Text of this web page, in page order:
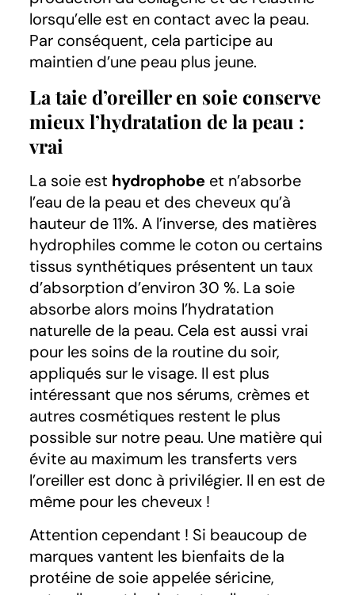
lorsqu’elle est en contact avec la peau.
Par conséquent, cela participe au
maintien d’une peau plus jeune.
La taie d’oreiller en soie conserve
mieux l’hydratation de la peau :
vrai
La soie est hydrophobe et n’absorbe
l’eau de la peau et des cheveux qu’à
hauteur de 11%. A l’inverse, des matières
hydrophiles comme le coton ou certains
tissus synthétiques présentent un taux
d’absorption d’environ 30 %. La soie
absorbe alors moins l’hydratation
naturelle de la peau. Cela est aussi vrai
pour les soins de la routine du soir,
appliqués sur le visage. Il est plus
intéressant que nos sérums, crèmes et
autres cosmétiques restent le plus
possible sur notre peau. Une matière qui
évite au maximum les transferts vers
l’oreiller est donc à privilégier. Il en est de
même pour les cheveux !
Attention cependant ! Si beaucoup de
marques vantent les bienfaits de la
protéine de soie appelée séricine,